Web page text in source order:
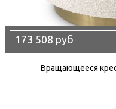
173 508 руб
Вращающееся